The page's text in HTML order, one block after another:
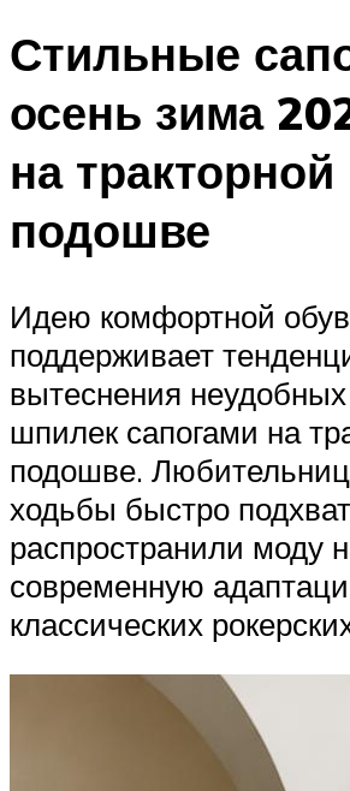
Стильные
осень зима
на тракторной
подошве
Идею комфортной
поддерживает
вытеснения неудобных
шпилек сапогами на
подошве.
ходьбы быстро
распространили моду
современную
классических